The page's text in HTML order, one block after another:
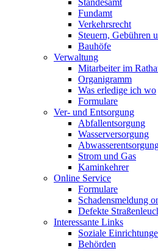
Standesamt
Fundamt
Verkehrsrecht
Steuern, Gebühren
Bauhöfe
Verwaltung
Mitarbeiter im
Organigramm
Was erledige ich wo
Formulare
Ver- und Entsorgung
Abfallentsorgung
Wasserversorgung
Strom und Gas
Kaminkehrer
Online Service
Formulare
Schadensmeldung
Defekte
Interessante Links
Soziale
Behörden